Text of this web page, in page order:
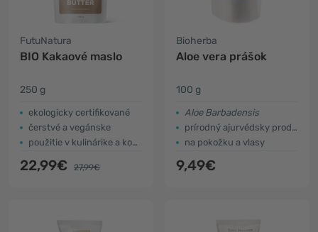
FutuNatura
BIO Kakaové maslo
250 g
ekologicky certifikované
čerstvé a vegánske
použitie v kulinárike a kozmetike
22,99€ 27,99€
Bioherba
Aloe vera prášok
100 g
Aloe Barbadensis
prírodný ajurvédsky produkt
na pokožku a vlasy
9,49€